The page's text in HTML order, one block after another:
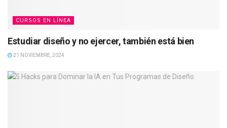
CURSOS EN LÍNEA
Estudiar diseño y no ejercer, también está bien
21 NOVIEMBRE, 2024